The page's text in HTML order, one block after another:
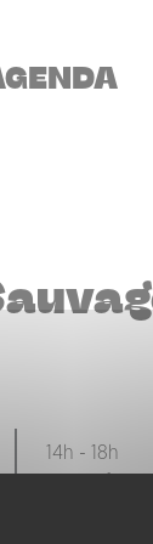
14h - 18h